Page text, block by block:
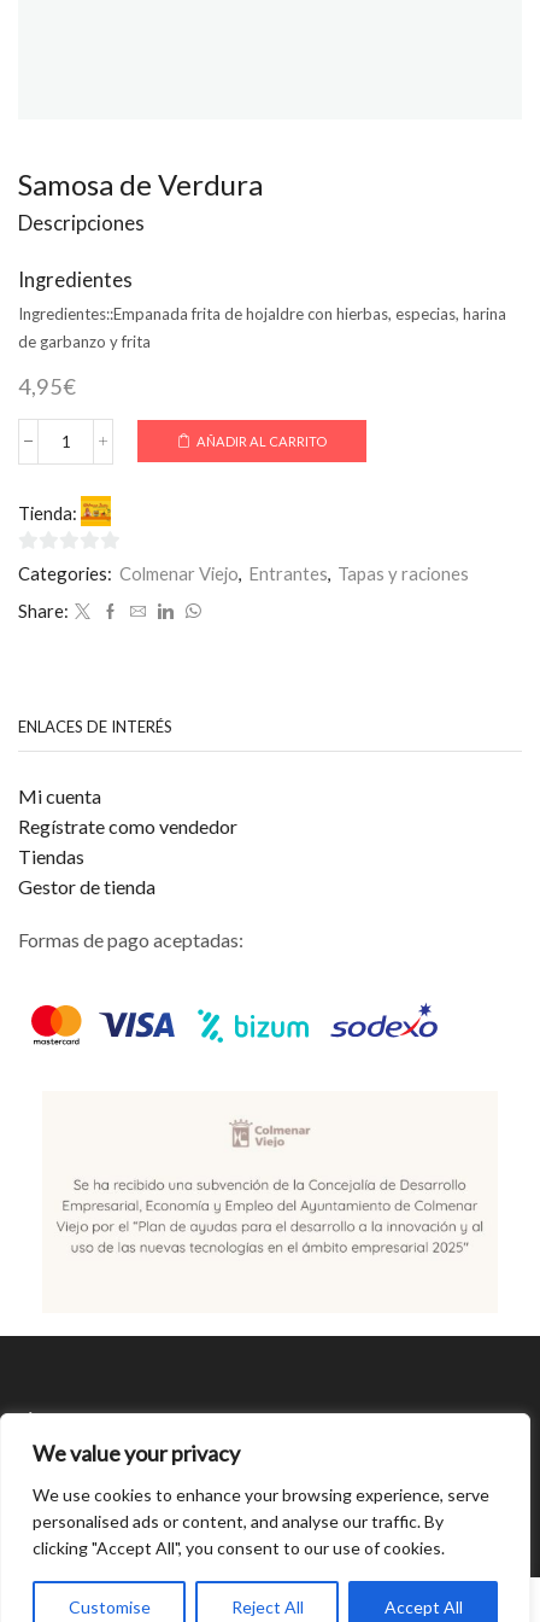
We value your privacy
We use cookies to enhance your browsing experience, serve
personalised ads or content, and analyse our traffic. By
clicking "Accept All", you consent to our use of cookies.
Customise Reject All Accept All
Samosa de Verdura
Descripciones
Ingredientes
Ingredientes::Empanada frita de hojaldre con hierbas, especias, harina
de garbanzo y frita
4,95€
Samosa
Verdura
cantidad
AÑADIR AL CARRITO
Tienda:
0
5
Categories: Colmenar Viejo Entrantes Tapas y raciones
Share:
ENLACES DE INTERÉS
Mi cuenta
Regístrate como vendedor
Tiendas
Gestor de tienda
Formas de pago aceptadas:
chaty